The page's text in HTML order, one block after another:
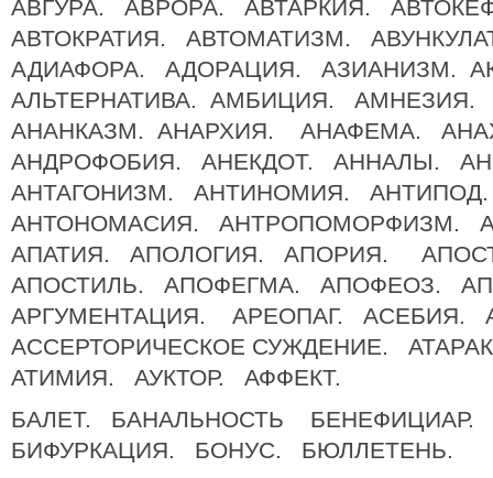
АВГУРА. АВРОРА. АВТАРКИЯ.
АВТОКРАТИЯ. АВТОМАТИЗМ.
АДИАФОРА. АДОРАЦИЯ. АЗИАНИЗМ.
АЛЬТЕРНАТИВА. АМБИЦИЯ.
АНАНКАЗМ. АНАРХИЯ. АНАФЕМА.
АНДРОФОБИЯ. АНЕКДОТ. АННАЛЫ.
АНТАГОНИЗМ. АНТИНОМИЯ.
АНТОНОМАСИЯ. АНТРОПОМОРФИЗМ.
АПАТИЯ. АПОЛОГИЯ. АПОРИЯ.
АПОСТИЛЬ. АПОФЕГМА. АПОФЕОЗ.
АРГУМЕНТАЦИЯ. АРЕОПАГ. АСЕБИЯ.
АССЕРТОРИЧЕСКОЕ СУЖДЕНИЕ.
АТИМИЯ. АУКТОР. АФФЕКТ.
БАЛЕТ. БАНАЛЬНОСТЬ
БИФУРКАЦИЯ. БОНУС. БЮЛЛЕТЕНЬ.